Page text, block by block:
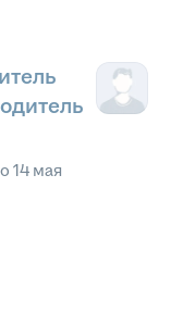
14 мая